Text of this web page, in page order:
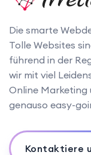
Die smarte
Tolle Websites
führend in der
wir mit viel
Online Marketing
genauso easy-
Kontaktiere